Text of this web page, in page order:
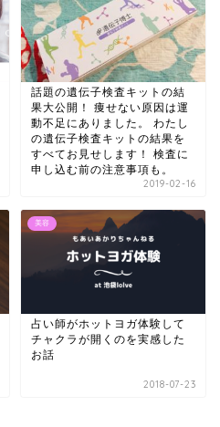
話題の遺伝子検査キットの結
果大公開！ 痩せない原因は運
動不足にありました。 わたし
の遺伝子検査キットの結果を
すべてお見せします！ 検査に
申し込む前の注意事項も。
2019-02-16
美容
占い師がホットヨガ体験して
チャクラが開くのを実感した
お話
2018-07-23